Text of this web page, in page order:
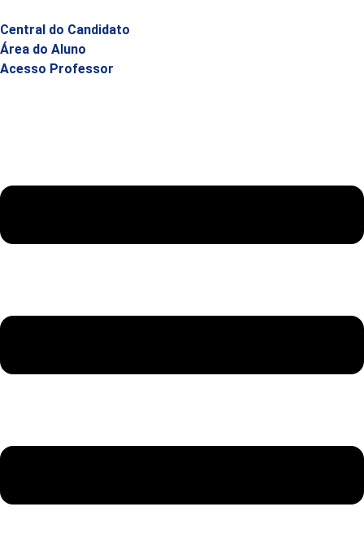
Central do Candidato
Área do Aluno
Acesso Professor